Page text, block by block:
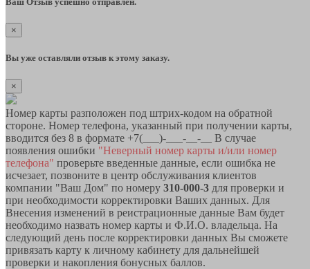
×
Вы уже оставляли отзыв к этому заказу.
×
Номер карты разположен под штрих-кодом на обратной
стороне. Номер телефона, указанный при получении карты,
вводится без 8 в формате +7(___)-___-__-__ В случае
появления ошибки "Неверный номер карты и/или номер
телефона" проверьте введенные данные, если ошибка не
исчезает, позвоните в центр обслуживания клиентов
компании "Ваш Дом" по номеру 310-000-3 для проверки и
при необходимости корректировки Ваших данных. Для
Внесения изменений в реистрационные данные Вам будет
необходимо назвать номер карты и Ф.И.О. владельца. На
следующий день после корректировки данных Вы сможете
привязать карту к личному кабинету для дальнейшей
проверки и накопления бонусных баллов.